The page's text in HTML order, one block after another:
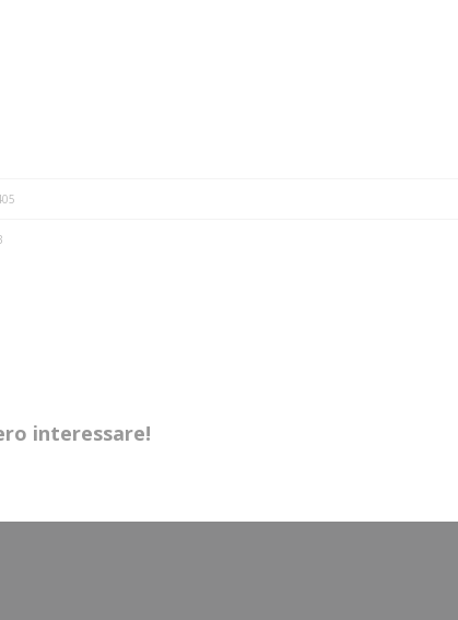
interessare!